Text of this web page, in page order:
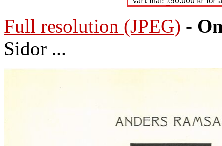
Full resolution (JPEG) -
Sidor ...